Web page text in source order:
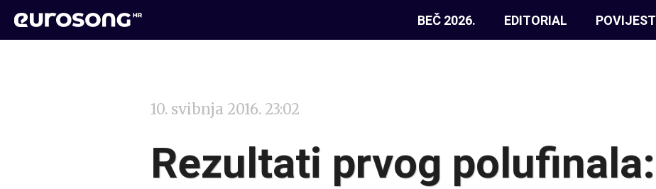
BEČ 2026. EDITORIAL POVIJEST
10. svibnja 2016. 23:02
Rezultati prvog polufinala: